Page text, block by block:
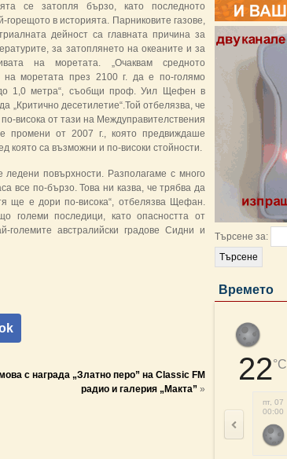
ГЕРБ
Търсене за:
Времето
22°C
пт, 07
00:00
се затопля бързо, като последното
горещото в историята. Парниковите газове,
дейност са главната причина за
за затоплянето на океаните и за
на моретата. „Очаквам средното
на моретата през 2100 г. да е по-голямо
1,0 метра“, съобщи проф. Уил Щефен в
„Критично десетилетие“.Той отбелязва, че
висока от тази на Междуправителствения
промени от 2007 г., която предвиждаше
която са възможни и по-високи стойности.
ледени повърхности. Разполагаме с много
все по-бързо. Това ни казва, че трябва да
ще е дори по-висока“, отбелязва Щефан.
големи последици, като опасността от
големите австралийски градове Сидни и
с награда „Златно перо” на Classic FM
радио и галерия „Макта” »